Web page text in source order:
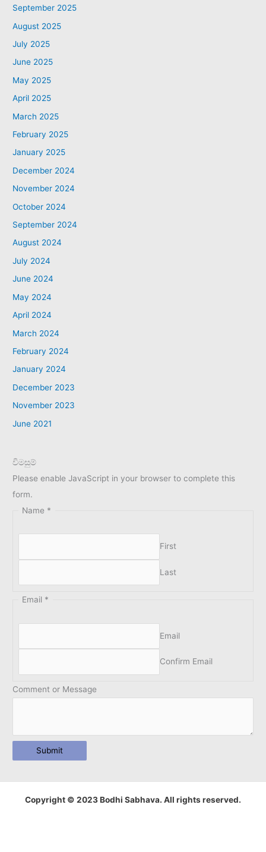
September 2025
August 2025
July 2025
June 2025
May 2025
April 2025
March 2025
February 2025
January 2025
December 2024
November 2024
October 2024
September 2024
August 2024
July 2024
June 2024
May 2024
April 2024
March 2024
February 2024
January 2024
December 2023
November 2023
June 2021
විමසුම්
Please enable JavaScript in your browser to complete this
form.
Name *
First
Last
Email *
Email
Confirm Email
Comment or Message
Submit
Copyright © 2023 Bodhi Sabhava. All rights reserved.